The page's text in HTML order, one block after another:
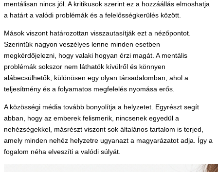
mentálisan nincs jól. A kritikusok szerint ez a hozzáállás elmoshatja
a határt a valódi problémák és a felelősségkerülés között.
Mások viszont határozottan visszautasítják ezt a nézőpontot.
Szerintük nagyon veszélyes lenne minden esetben
megkérdőjelezni, hogy valaki hogyan érzi magát. A mentális
problémák sokszor nem láthatók kívülről és könnyen
alábecsülhetők, különösen egy olyan társadalomban, ahol a
teljesítmény és a folyamatos megfelelés nyomása erős.
A közösségi média tovább bonyolítja a helyzetet. Egyrészt segít
abban, hogy az emberek felismerik, nincsenek egyedül a
nehézségekkel, másrészt viszont sok általános tartalom is terjed,
amely minden nehéz helyzetre ugyanazt a magyarázatot adja. Így a
fogalom néha elveszíti a valódi súlyát.